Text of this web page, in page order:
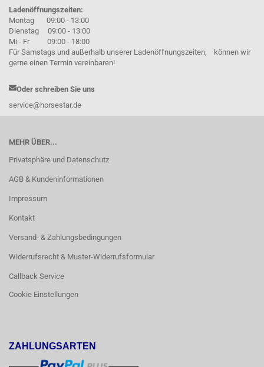
Ladenöffnungszeiten:
Montag 09:00 - 13:00
Dienstag 09:00 - 13:00
Mi - Fr 09:00 - 18:00
Für Samstags und außerhalb unserer Ladenöffnungszeiten, können wir
gerne einen Termin vereinbaren!
Oder schreiben Sie uns
service@horsestar.de
MEHR ÜBER...
Privatsphäre und Datenschutz
AGB & Kundeninformationen
Impressum
Kontakt
Versand- & Zahlungsbedingungen
Widerrufsrecht & Muster-Widerrufsformular
Callback Service
Cookie Einstellungen
ZAHLUNGSARTEN